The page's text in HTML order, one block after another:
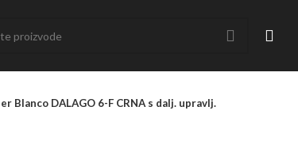
Blanco DALAGO 6-F CRNA s dalj. upravlj.